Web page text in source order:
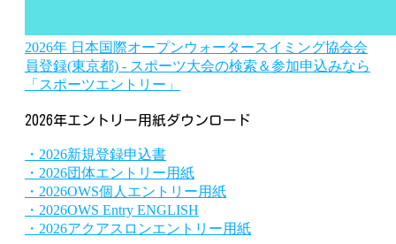
2026年 日本国際オープンウォータースイミング協会会
員登録(東京都) - スポーツ大会の検索＆参加申込みなら
「スポーツエントリー」
2026年エントリー用紙ダウンロード
・2026新規登録申込書
・2026団体エントリー用紙
・2026OWS個人エントリー用紙
・2026OWS Entry ENGLISH
・2026アクアスロンエントリー用紙